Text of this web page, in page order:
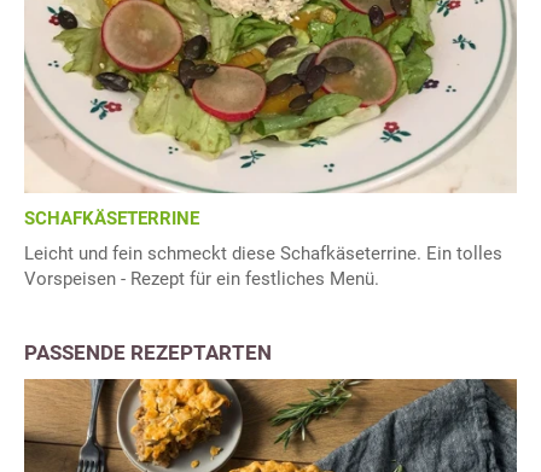
SCHAFKÄSETERRINE
Leicht und fein schmeckt diese Schafkäseterrine. Ein tolles
Vorspeisen - Rezept für ein festliches Menü.
PASSENDE REZEPTARTEN